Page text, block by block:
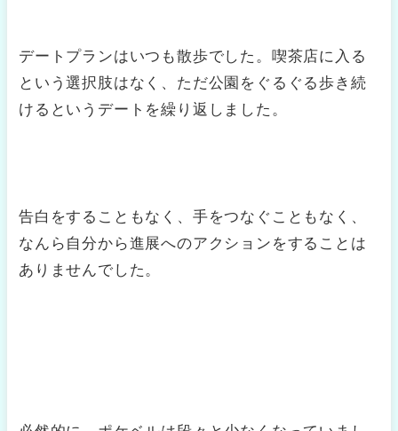
デートプランはいつも散歩でした。喫茶店に入る
という選択肢はなく、ただ公園をぐるぐる歩き続
けるというデートを繰り返しました。
告白をすることもなく、手をつなぐこともなく、
なんら自分から進展へのアクションをすることは
ありませんでした。